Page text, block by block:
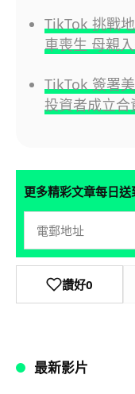
TikTok 挑戰
車喪生 母親
TikTok 簽署
投資者成立合
更多精彩文章每日
讚好0
最新影片